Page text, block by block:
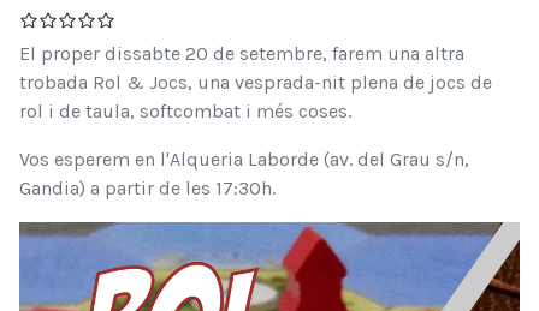
El proper dissabte 20 de setembre, farem una altra
trobada Rol & Jocs, una vesprada-nit plena de jocs de
rol i de taula, softcombat i més coses.
Vos esperem en l'Alqueria Laborde (av. del Grau s/n,
Gandia) a partir de les 17:30h.